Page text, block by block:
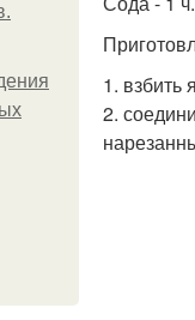
1. взбить
2.